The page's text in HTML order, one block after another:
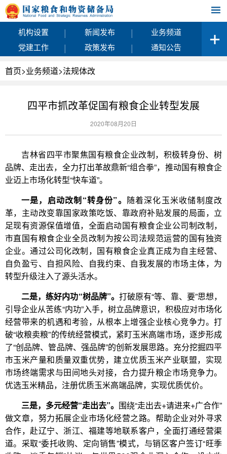
机构设置 | 新闻发布 |
业务频道
党建工作
| 政策发布 | 通知公告
首页>业务频道>法规体改
四平市抓改革促国有粮食企业转型发展
2020年08月20日
吉林省四平市聚焦国有粮食企业改制，积极转身份、树
品牌、走出去，全力打出革故鼎新“组合拳”，推动国有粮食企
业迈上市场化转型“快车道”。
一是，启动改制“转身份”。 随着深化玉米收储制度改
革，主动改变靠国家政策吃饭、靠政府补贴发展的局面，立
足现有资源保值增值，全面启动国有粮食企业公司制改制，
市直国有粮食企业全员改制为按公司法规范运营的国有独资
企业。通过公司化改制，国有粮食企业真正成为自主经营、
自负盈亏、自担风险、自我约束、自我发展的市场主体，为
转型升级注入了源头活水。
二是，练好内功“树品牌”。 打破原有“等、靠、要”思想，
引导企业从苦练“内功”入手，树立品牌意识，积极应对市场化
经营带来的机遇和考验，从根本上增强企业核心竞争力。打
破“收粮卖粮”的传统经营模式，紧盯玉米高端市场，逐步形成
了“创品牌、管品牌、强品牌”的创新发展思路。充分挖掘四平
市玉米产量和质量双重优势，建立优质玉米产业联盟，实现
市场终端需求与田间地头对接，合力提升粮企市场竞争力。
优选玉米精品，注册优质玉米高端品牌，实现优质优价。
三是，多元经营“走出去”。 围绕“走出去+请进来+广合作”
做文章，努力拓展企业市场化经营之路。帮助企业对外寻求
合作，赴辽宁、浙江、福建等地联系客户，全面打通经营渠
道。采取“委托收购、定向销售”模式，与销区客户签订“旺季